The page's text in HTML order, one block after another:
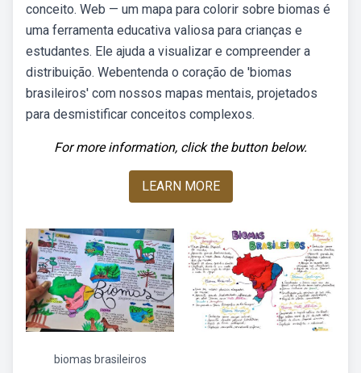
conceito. Web — um mapa para colorir sobre biomas é
uma ferramenta educativa valiosa para crianças e
estudantes. Ele ajuda a visualizar e compreender a
distribuição. Webentenda o coração de 'biomas
brasileiros' com nossos mapas mentais, projetados
para desmistificar conceitos complexos.
For more information, click the button below.
LEARN MORE
biomas brasileiros